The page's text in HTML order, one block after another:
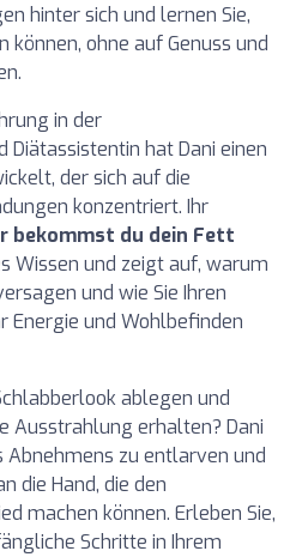
hinter sich und lernen Sie,
ohne auf Genuss und
in der
Diätassistentin hat Dani einen
der sich auf die
konzentriert. Ihr
bekommst du dein Fett
Wissen und zeigt auf, warum
und wie Sie Ihren
Energie und Wohlbefinden
ablegen und
Ausstrahlung erhalten? Dani
Abnehmens zu entlarven und
die Hand, die den
machen können. Erleben Sie,
Schritte in Ihrem